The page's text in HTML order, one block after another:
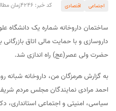
اجتماعی اقتصادی کد خبر: 4246 زمان مطالعه 3
ساختمان داروخانه شماره یک دانشگاه
داروسازی و با حمایت مالی اتاق
حضرت ولی عصر(عج) راه اندازی شد.
به گزارش هرمزگان من، داروخانه شبانه
احمد مرادی نمایندگان مجلس مردم
سیاسی، امنیتی و اجتماعی استانداری،